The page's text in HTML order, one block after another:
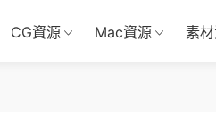
CG資源 Mac資源 素